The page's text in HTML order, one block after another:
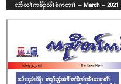
လံာ်တၢ်ကစီၣ်လီၢ်ခံကတၢၢ် – March – 2021